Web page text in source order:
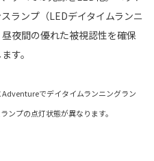
ランプ（LEDデイタイムランニ
夜間の優れた被視認性を確保
す。
でデイタイムランニングラン
ンプの点灯状態が異なります。